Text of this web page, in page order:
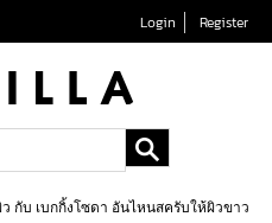
Login Register
กับ เบกกิ้งโซดา อันไหนสครับให้ผิวขาว